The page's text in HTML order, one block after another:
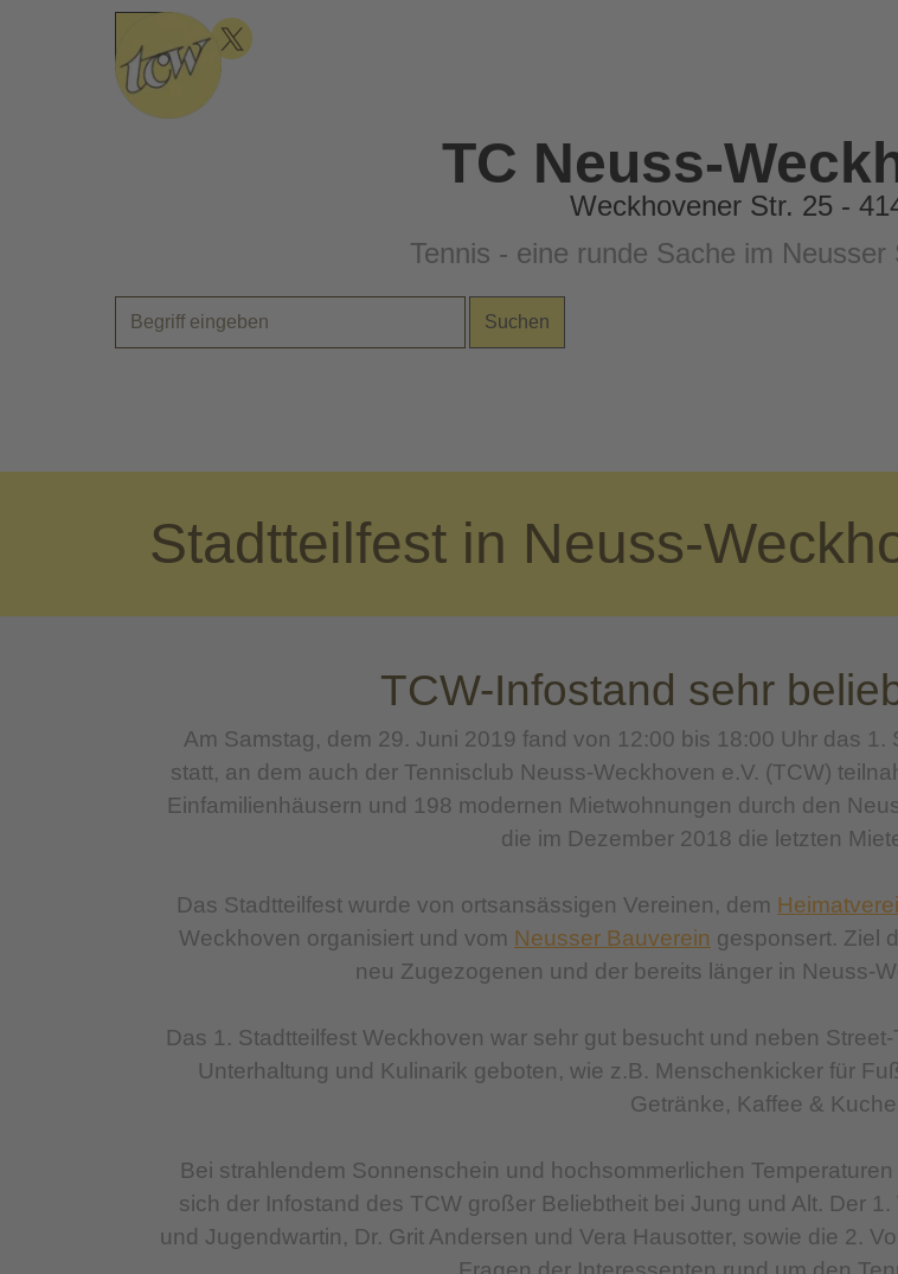
Direkt zum Seiteninhalt
Menü überspringen
TC Neuss-
Weckhovener Str. 25 -
Tennis - eine runde Sache im
Suchen
Stadtteilfest in Neuss-
TCW-Infostand sehr
Am Samstag, dem 29. Juni 2019 fand von 12:00 bis 18:00 Uhr das
statt, an dem auch der Tennisclub Neuss-Weckhoven e.V. (TCW)
Einfamilienhäusern und 198 modernen Mietwohnungen durch den
die im Dezember 2018 die letzten
Das Stadtteilfest wurde von ortsansässigen Vereinen, dem
Weckhoven organisiert und vom Neusser Bauverein gesponsert. Ziel
neu Zugezogenen und der bereits länger in Neuss-
Das 1. Stadtteilfest Weckhoven war sehr gut besucht und neben
Unterhaltung und Kulinarik geboten, wie z.B. Menschenkicker für
Getränke, Kaffee &
Bei strahlendem Sonnenschein und hochsommerlichen
sich der Infostand des TCW großer Beliebtheit bei Jung und Alt. Der
und Jugendwartin, Dr. Grit Andersen und Vera Hausotter, sowie die 2.